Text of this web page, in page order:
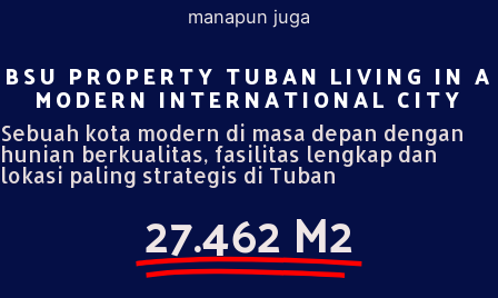
manapun juga
BSU PROPERTY TUBAN LIVING IN A
MODERN INTERNATIONAL CITY​
Sebuah kota modern di masa depan dengan
hunian berkualitas, fasilitas lengkap dan
lokasi paling strategis di Tuban
27.462 M2